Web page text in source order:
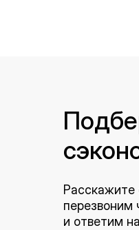
Расскажите
и ответим